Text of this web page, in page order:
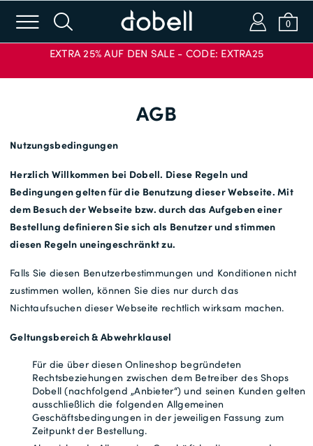
m s a
ANMELDEN
Passwort vergessen?
Neu bei Dobell?
EIN KONTO ERSTELLEN
b
0
CODE ANWENDEN
Gratisversand *
EXTRA 25% AUF DEN SALE - CODE: EXTRA25
AGB
Nutzungsbedingungen
Herzlich Willkommen bei Dobell. Diese Regeln und
Bedingungen gelten für die Benutzung dieser Webseite. Mit
dem Besuch der Webseite bzw. durch das Aufgeben einer
Bestellung definieren Sie sich als Benutzer und stimmen
diesen Regeln uneingeschränkt zu.
Falls Sie diesen Benutzerbestimmungen und Konditionen nicht
zustimmen wollen, können Sie dies nur durch das
Nichtaufsuchen dieser Webseite rechtlich wirksam machen.
Geltungsbereich & Abwehrklausel
Für die über diesen Onlineshop begründeten
Rechtsbeziehungen zwischen dem Betreiber des Shops
Dobell (nachfolgend „Anbieter“) und seinen Kunden gelten
ausschließlich die folgenden Allgemeinen
Geschäftsbedingungen in der jeweiligen Fassung zum
Zeitpunkt der Bestellung.